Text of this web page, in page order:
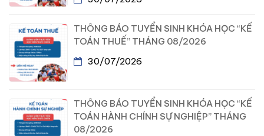
THÔNG BÁO TUYỂN SINH KHÓA HỌC “KẾ
TOÁN THUẾ” THÁNG 08/2026
30/07/2026
THÔNG BÁO TUYỂN SINH KHÓA HỌC “KẾ
TOÁN HÀNH CHÍNH SỰ NGHIỆP” THÁNG
08/2026